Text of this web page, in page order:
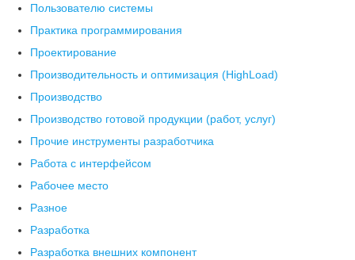
Пользователю системы
Практика программирования
Проектирование
Производительность и оптимизация (HighLoad)
Производство
Производство готовой продукции (работ, услуг)
Прочие инструменты разработчика
Работа с интерфейсом
Рабочее место
Разное
Разработка
Разработка внешних компонент